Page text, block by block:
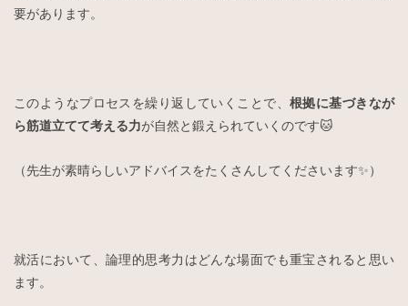
要があります。
このようなプロセスを繰り返していくことで、 根拠に基づきなが
ら筋道立てて考える力が自然と鍛えられていくのです🐱
（先生が素晴らしいアドバイスをたくさんしてくださいます✨）
就活において、論理的思考力はどんな場面でも重宝されると思い
ます。